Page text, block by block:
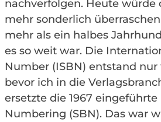
nachverfolgen. Heute würde
mehr sonderlich
mehr als ein halbes
es so weit war. Die
Number (ISBN) entstand nur
bevor ich in die
ersetzte die 1967
Numbering (SBN). Das war